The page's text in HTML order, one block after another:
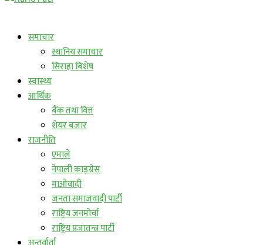
समाचार
स्थानिय समाचार
सिराहा बिशेष
स्वास्थ्य
आर्थिक
बैंक तथा वित्त
शेयर बजार
राजनीति
एमाले
नेपाली काङ्ग्रेस
माओवादी
जनता समाजवादी पार्टी
राष्ट्रिय जनमोर्चा
राष्ट्रिय प्रजातन्त्र पार्टी